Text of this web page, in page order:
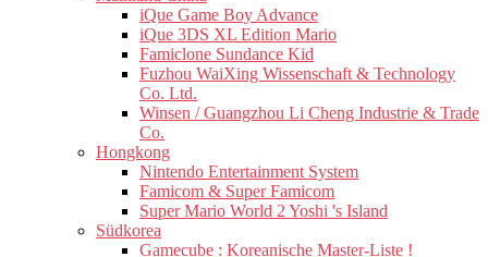
iQue Game Boy Advance
iQue 3DS XL Edition Mario
Famiclone Sundance Kid
Fuzhou WaiXing Wissenschaft & Technology
Co. Ltd.
Winsen / Guangzhou Li Cheng Industrie & Trade
Co.
Hongkong
Nintendo Entertainment System
Famicom & Super Famicom
Super Mario World 2 Yoshi 's Island
Südkorea
Gamecube : Koreanische Master-Liste !